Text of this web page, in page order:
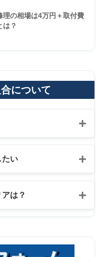
理の相場は4万円＋取付費
は？
について
たい
は？